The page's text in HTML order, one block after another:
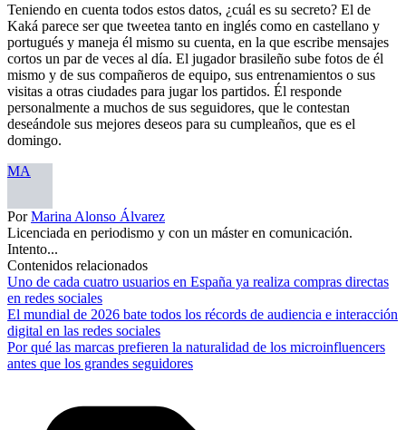
Teniendo en cuenta todos estos datos, ¿cuál es su secreto? El de
Kaká parece ser que tweetea tanto en inglés como en castellano y
portugués y maneja él mismo su cuenta, en la que escribe mensajes
cortos un par de veces al día. El jugador brasileño sube fotos de él
mismo y de sus compañeros de equipo, sus entrenamientos o sus
visitas a otras ciudades para jugar los partidos. Él responde
personalmente a muchos de sus seguidores, que le contestan
deseándole sus mejores deseos para su cumpleaños, que es el
domingo.
MA
PorMarina Alonso Álvarez
Licenciada en periodismo y con un máster en comunicación.
Intento...
Contenidos relacionados
Uno de cada cuatro usuarios en España ya realiza compras directas
en redes sociales
El mundial de 2026 bate todos los récords de audiencia e interacción
digital en las redes sociales
Por qué las marcas prefieren la naturalidad de los microinfluencers
antes que los grandes seguidores